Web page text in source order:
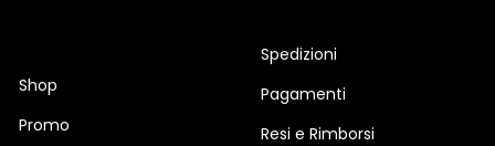
Shop
Promo
Spedizioni
Pagamenti
Resi e Rimborsi